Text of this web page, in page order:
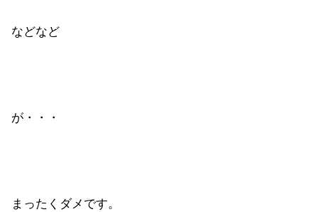
などなど
が・・・
まったくダメです。